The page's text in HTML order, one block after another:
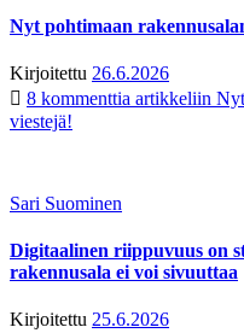
Nyt pohtimaan
Kirjoitettu 26.6.2026
8 kommenttia artikkeliin Nyt
viestejä!
Sari Suominen
Digitaalinen riippuvuus on
rakennusala ei voi sivuuttaa
Kirjoitettu 25.6.2026